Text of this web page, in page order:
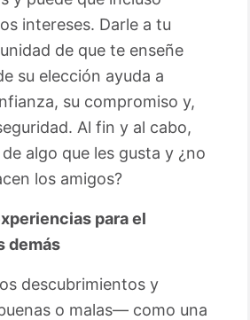
intereses. Darle a tu
de que te enseñe
su elección ayuda a
su compromiso y,
Al fin y al cabo,
algo que les gusta y ¿no
los amigos?
para el
demás
descubrimientos y
o malas— como una